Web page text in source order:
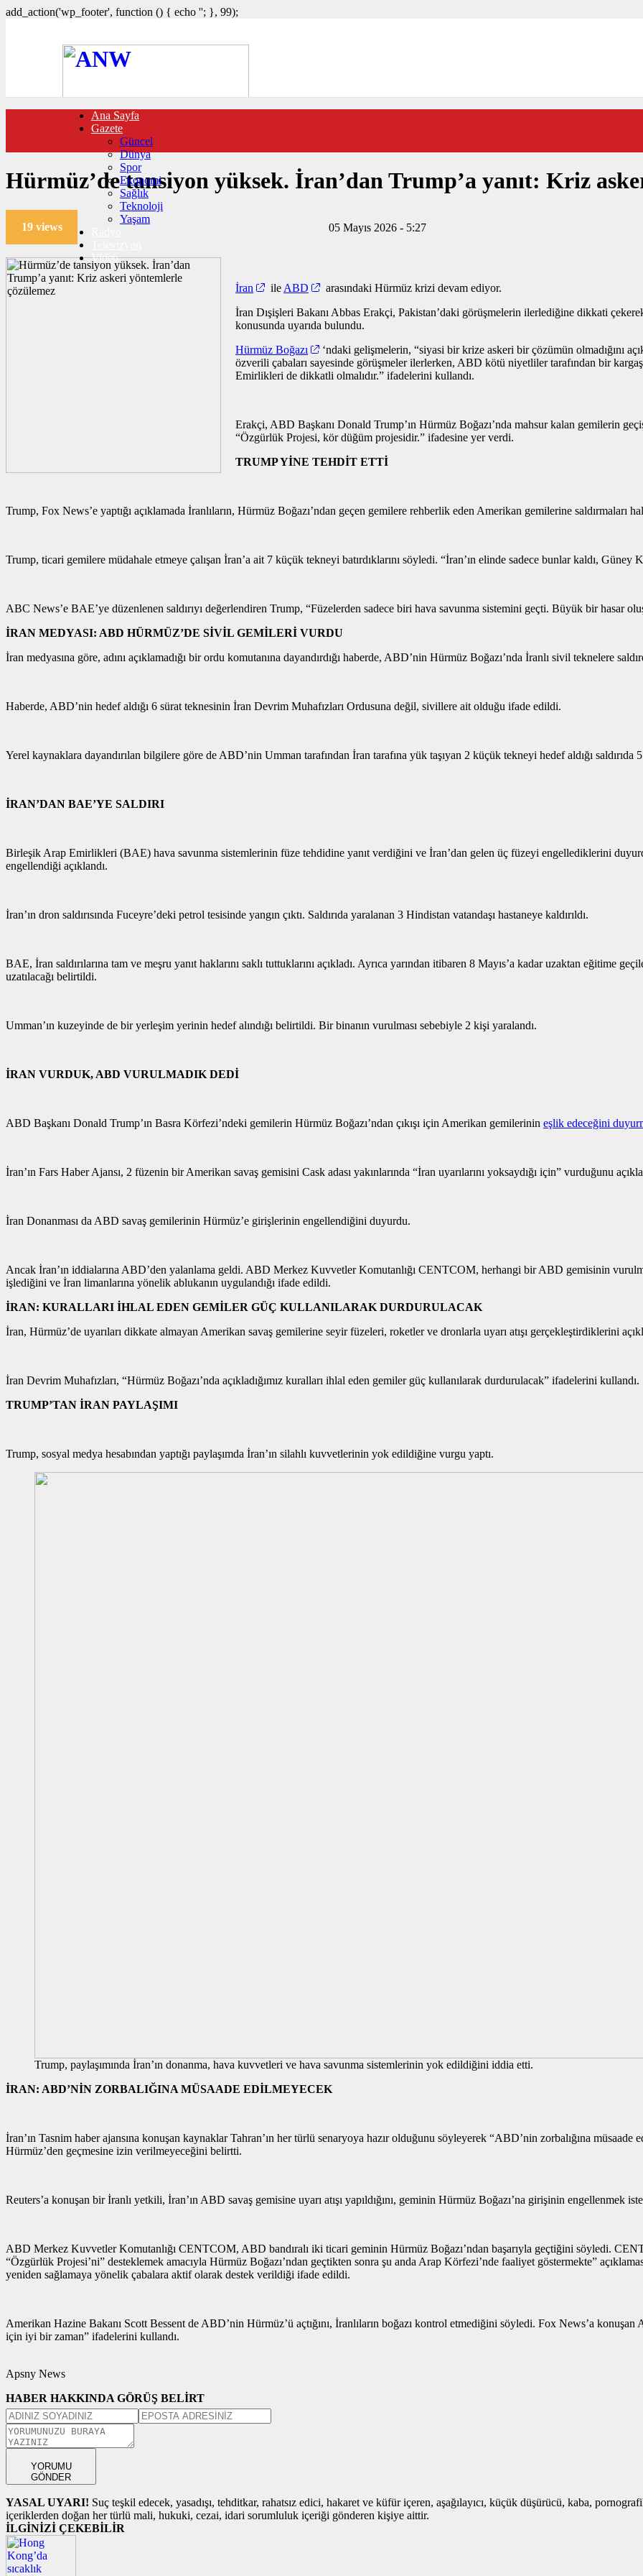
add_action('wp_footer', function () { echo ''; }, 99);
FOTO GALERİ
VIDEO GALERİ
TRAFİK DURUMU
NÖBETÇİ ECZANELER
CANLI SONUÇLAR
HABER GÖNDER
BURÇLAR
İLETİŞİM
Ana Sayfa
Gazete
Güncel
Dünya
Spor
Ekonomi
Sağlık
Teknoloji
Yaşam
Video
Hürmüz’de tansiyon yüksek. İran’dan Trump’a yanıt: Kriz
19 views 05 Mayıs 2026 - 5:27
İran ile ABD
arasındaki Hürmüz krizi devam ediyor.
İran Dışişleri Bakanı Abbas Erakçi, Pakistan’daki görüşmelerin ilerlediğine dikkati
konusunda uyarıda bulundu.
Hürmüz Boğazı
‘ndaki gelişmelerin, “siyasi bir krize askeri bir çözümün olmadığını
özverili çabaları sayesinde görüşmeler ilerlerken, ABD kötü niyetliler tarafından bir
Emirlikleri de dikkatli olmalıdır.” ifadelerini kullandı.
Erakçi, ABD Başkanı Donald Trump’ın Hürmüz Boğazı’nda mahsur kalan gemilerin
“Özgürlük Projesi, kör düğüm projesidir.” ifadesine yer verdi.
TRUMP YİNE TEHDİT ETTİ
Trump, Fox News’e yaptığı açıklamada İranlıların, Hürmüz Boğazı’ndan geçen gemilere rehberlik eden Amerikan gemilerine saldırmaları
Trump, ticari gemilere müdahale etmeye çalışan İran’a ait 7 küçük tekneyi batırdıklarını söyledi. “İran’ın elinde sadece bunlar kaldı, Güney
ABC News’e BAE’ye düzenlenen saldırıyı değerlendiren Trump, “Füzelerden sadece biri hava savunma sistemini geçti. Büyük bir hasar
İRAN MEDYASI: ABD HÜRMÜZ’DE SİVİL GEMİLERİ VURDU
İran medyasına göre, adını açıklamadığı bir ordu komutanına dayandırdığı haberde, ABD’nin Hürmüz Boğazı’nda İranlı sivil teknelere
Haberde, ABD’nin hedef aldığı 6 sürat teknesinin İran Devrim Muhafızları Ordusuna değil, sivillere ait olduğu ifade edildi.
Yerel kaynaklara dayandırılan bilgilere göre de ABD’nin Umman tarafından İran tarafına yük taşıyan 2 küçük tekneyi hedef aldığı saldırıda
İRAN’DAN BAE’YE SALDIRI
Birleşik Arap Emirlikleri (BAE) hava savunma sistemlerinin füze tehdidine yanıt verdiğini ve İran’dan gelen üç füzeyi engellediklerini
engellendiği açıklandı.
İran’ın dron saldırısında Fuceyre’deki petrol tesisinde yangın çıktı. Saldırıda yaralanan 3 Hindistan vatandaşı hastaneye kaldırıldı.
BAE, İran saldırılarına tam ve meşru yanıt haklarını saklı tuttuklarını açıkladı. Ayrıca yarından itibaren 8 Mayıs’a kadar uzaktan eğitime
uzatılacağı belirtildi.
Umman’ın kuzeyinde de bir yerleşim yerinin hedef alındığı belirtildi. Bir binanın vurulması sebebiyle 2 kişi yaralandı.
İRAN VURDUK, ABD VURULMADIK DEDİ
ABD Başkanı Donald Trump’ın Basra Körfezi’ndeki gemilerin Hürmüz Boğazı’ndan çıkışı için Amerikan gemilerinin eşlik edeceğini
İran’ın Fars Haber Ajansı, 2 füzenin bir Amerikan savaş gemisini Cask adası yakınlarında “İran uyarılarını yoksaydığı için” vurduğunu
İran Donanması da ABD savaş gemilerinin Hürmüz’e girişlerinin engellendiğini duyurdu.
Ancak İran’ın iddialarına ABD’den yalanlama geldi. ABD Merkez Kuvvetler Komutanlığı CENTCOM, herhangi bir ABD gemisinin
işlediğini ve İran limanlarına yönelik ablukanın uygulandığı ifade edildi.
İRAN: KURALLARI İHLAL EDEN GEMİLER GÜÇ KULLANILARAK DURDURULACAK
İran, Hürmüz’de uyarıları dikkate almayan Amerikan savaş gemilerine seyir füzeleri, roketler ve dronlarla uyarı atışı gerçekleştirdiklerini
İran Devrim Muhafızları, “Hürmüz Boğazı’nda açıkladığımız kuralları ihlal eden gemiler güç kullanılarak durdurulacak” ifadelerini kullandı.
TRUMP’TAN İRAN PAYLAŞIMI
Trump, sosyal medya hesabından yaptığı paylaşımda İran’ın silahlı kuvvetlerinin yok edildiğine vurgu yaptı.
Trump, paylaşımında İran’ın donanma, hava kuvvetleri ve hava savunma sistemlerinin yok edildiğini iddia etti.
İRAN: ABD’NİN ZORBALIĞINA MÜSAADE EDİLMEYECEK
İran’ın Tasnim haber ajansına konuşan kaynaklar Tahran’ın her türlü senaryoya hazır olduğunu söyleyerek “ABD’nin zorbalığına
Hürmüz’den geçmesine izin verilmeyeceğini belirtti.
Reuters’a konuşan bir İranlı yetkili, İran’ın ABD savaş gemisine uyarı atışı yapıldığını, geminin Hürmüz Boğazı’na girişinin engellenmek
ABD Merkez Kuvvetler Komutanlığı CENTCOM, ABD bandıralı iki ticari geminin Hürmüz Boğazı’ndan başarıyla geçtiğini söyledi.
“Özgürlük Projesi’ni” desteklemek amacıyla Hürmüz Boğazı’ndan geçtikten sonra şu anda Arap Körfezi’nde faaliyet göstermekte”
yeniden sağlamaya yönelik çabalara aktif olarak destek verildiği ifade edildi.
Amerikan Hazine Bakanı Scott Bessent de ABD’nin Hürmüz’ü açtığını, İranlıların boğazı kontrol etmediğini söyledi. Fox News’a konuşan
için iyi bir zaman” ifadelerini kullandı.
Apsny News
HABER HAKKINDA GÖRÜŞ BELİRT
YORUMU
GÖNDER
YASAL UYARI! Suç teşkil edecek, yasadışı, tehditkar, rahatsız edici, hakaret ve küfür içeren, aşağılayıcı, küçük düşürücü, kaba,
içeriklerden doğan her türlü mali, hukuki, cezai, idari sorumluluk içeriği gönderen kişiye aittir.
İLGİNİZİ ÇEKEBİLİR